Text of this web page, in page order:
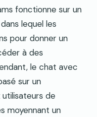
fonctionne sur un
lequel les
pour donner un
à des
le chat avec
sur un
de
moyennant un